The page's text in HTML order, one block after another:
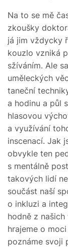
Na to se mě
zkoušky
já jim vždycky
kouzlo vzniká
sžíváním. Ale
uměleckých
taneční
a hodinu a půl
hlasovou
a využívání
inscenací. Jak
obvykle ten
s mentálně
takových lidí
součást naší
o inkluzi a
hodně z
hrajeme o
poznáme svoji